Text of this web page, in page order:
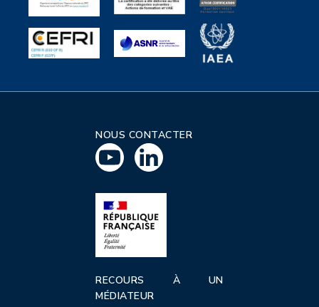
NOUS CONTACTER
RECOURS À UN
MÉDIATEUR